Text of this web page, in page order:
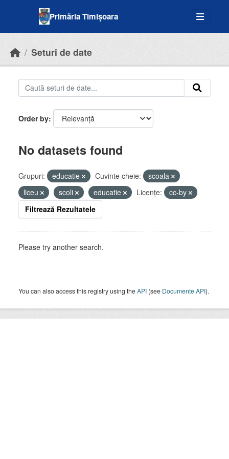
Primăria Timișoara
Seturi de date
Order by
No datasets found
Grupuri: educatie Cuvinte cheie:
scoala
liceu
scoli educatie Licenţe:
cc-by
Filtrează Rezultatele
Please try another search.
You can also access this registry using theAPI (see Documente API).